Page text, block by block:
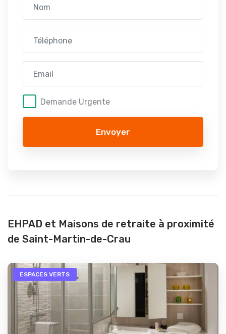
Demande Urgente
Envoyer
EHPAD et Maisons de retraite à proximité
de Saint-Martin-de-Crau
ESPACES VERTS